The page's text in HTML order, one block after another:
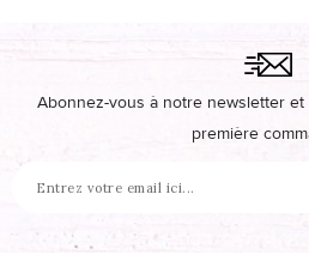
Abonnez-vous à notre newsletter
première